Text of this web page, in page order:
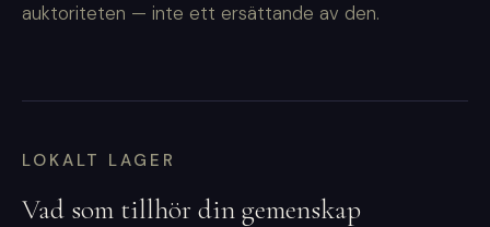
auktoriteten — inte ett ersättande av den.
LOKALT LAGER
Vad som tillhör din gemenskap